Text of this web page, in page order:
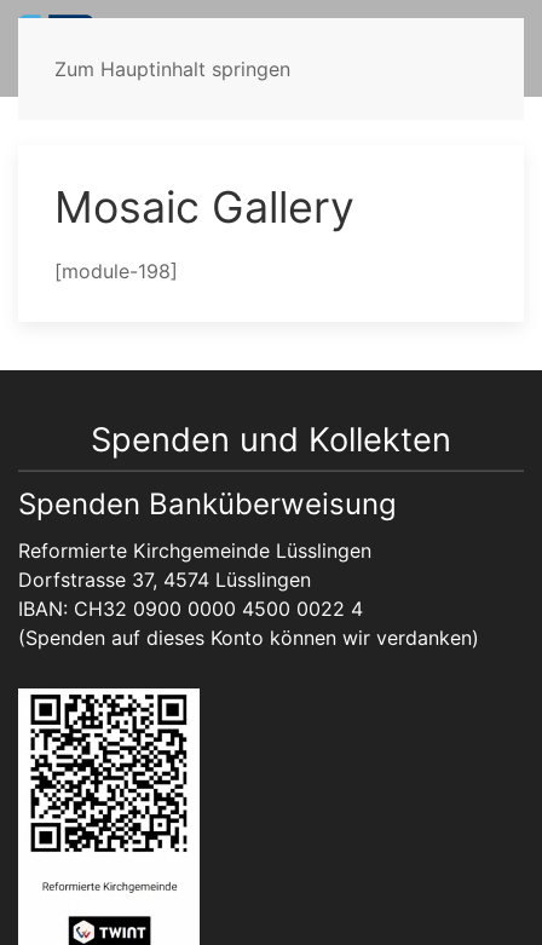
Zum Hauptinhalt springen
Mosaic Gallery
[module-198]
Spenden und Kollekten
Spenden Banküberweisung
Reformierte Kirchgemeinde Lüsslingen
Dorfstrasse 37, 4574 Lüsslingen
IBAN: CH32 0900 0000 4500 0022 4
(Spenden auf dieses Konto können wir verdanken)